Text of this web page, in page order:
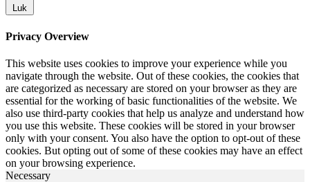
Luk
Privacy Overview
This website uses cookies to improve your experience while you
navigate through the website. Out of these cookies, the cookies that
are categorized as necessary are stored on your browser as they are
essential for the working of basic functionalities of the website. We
also use third-party cookies that help us analyze and understand how
you use this website. These cookies will be stored in your browser
only with your consent. You also have the option to opt-out of these
cookies. But opting out of some of these cookies may have an effect
on your browsing experience.
Necessary